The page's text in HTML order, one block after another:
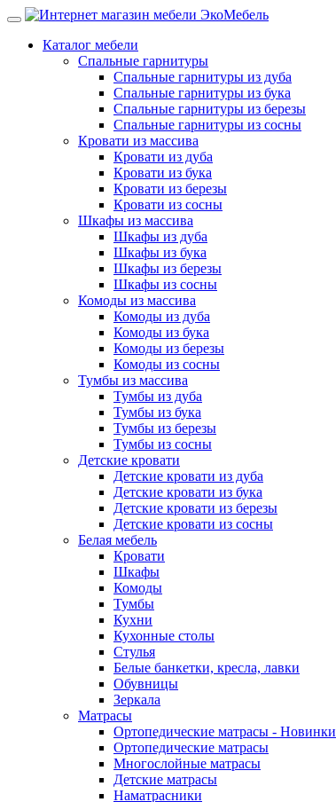
Каталог мебели
Спальные гарнитуры
Спальные гарнитуры из дуба
Спальные гарнитуры из бука
Спальные гарнитуры из березы
Спальные гарнитуры из сосны
Кровати из массива
Кровати из дуба
Кровати из бука
Кровати из березы
Кровати из сосны
Шкафы из массива
Шкафы из дуба
Шкафы из бука
Шкафы из березы
Шкафы из сосны
Комоды из массива
Комоды из дуба
Комоды из бука
Комоды из березы
Комоды из сосны
Тумбы из массива
Тумбы из дуба
Тумбы из бука
Тумбы из березы
Тумбы из сосны
Детские кровати
Детские кровати из дуба
Детские кровати из бука
Детские кровати из березы
Детские кровати из сосны
Белая мебель
Кровати
Шкафы
Комоды
Тумбы
Кухни
Кухонные столы
Стулья
Белые банкетки, кресла, лавки
Обувницы
Зеркала
Матрасы
Ортопедические матрасы - Новинки
Ортопедические матрасы
Многослойные матрасы
Детские матрасы
Наматрасники